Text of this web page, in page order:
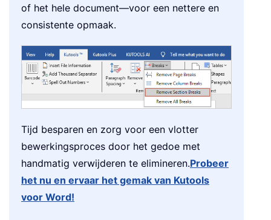
of het hele document—voor een nettere en
consistente opmaak.
Tijd besparen en zorg voor een vlotter
bewerkingsproces door het gedoe met
handmatig verwijderen te elimineren.Probeer
het nu en ervaar het gemak van Kutools
voor Word!